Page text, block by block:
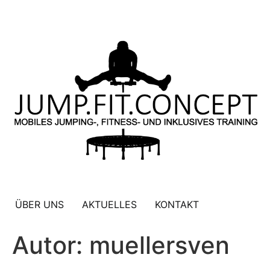
ÜBER UNS AKTUELLES KONTAKT
Autor: muellersven